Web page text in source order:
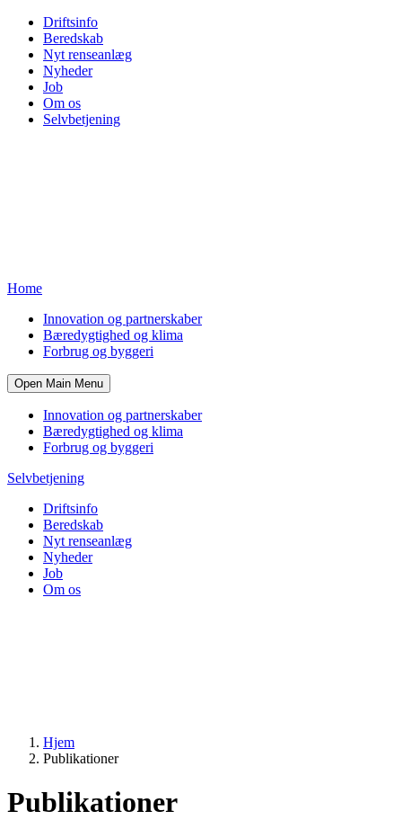
Driftsinfo
Beredskab
Nyt renseanlæg
Nyheder
Job
Om os
Selvbetjening
Home
Innovation og partnerskaber
Bæredygtighed og klima
Forbrug og byggeri
Open Main Menu
Innovation og partnerskaber
Bæredygtighed og klima
Forbrug og byggeri
Selvbetjening
Driftsinfo
Beredskab
Nyt renseanlæg
Nyheder
Job
Om os
Hjem
Publikationer
Publikationer